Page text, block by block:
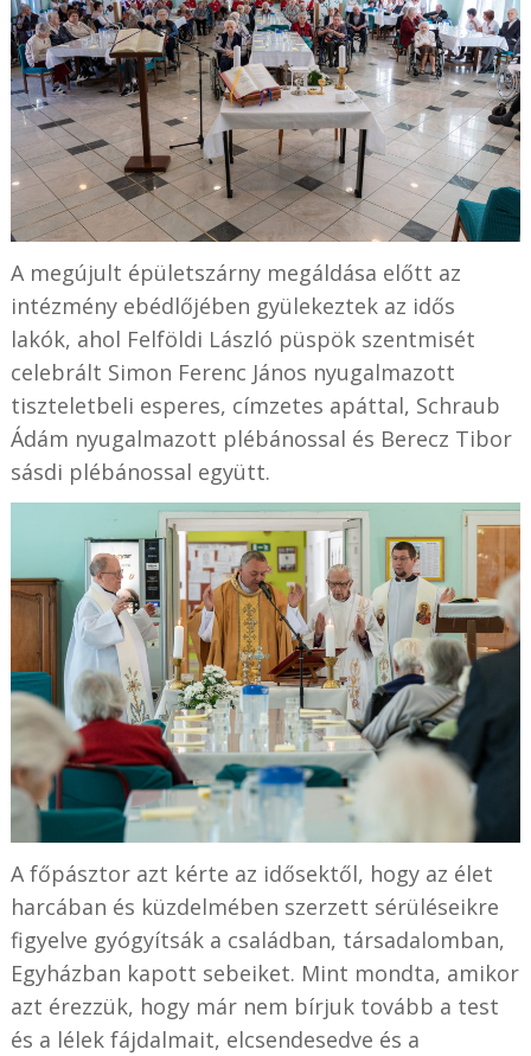
A megújult épületszárny megáldása előtt az
intézmény ebédlőjében gyülekeztek az idős
lakók, ahol Felföldi László püspök szentmisét
celebrált Simon Ferenc János nyugalmazott
tiszteletbeli esperes, címzetes apáttal, Schraub
Ádám nyugalmazott plébánossal és Berecz Tibor
sásdi plébánossal együtt.
A főpásztor azt kérte az idősektől, hogy az élet
harcában és küzdelmében szerzett sérüléseikre
figyelve gyógyítsák a családban, társadalomban,
Egyházban kapott sebeiket. Mint mondta, amikor
azt érezzük, hogy már nem bírjuk tovább a test
és a lélek fájdalmait, elcsendesedve és a